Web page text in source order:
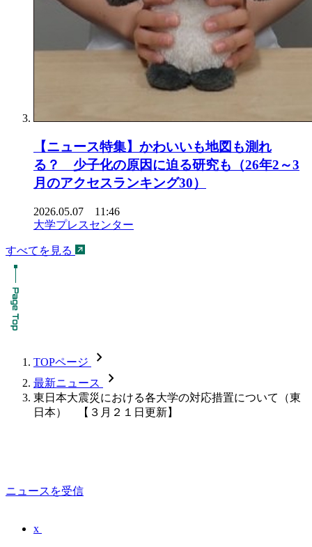
【ニュース特集】かわいいも地図も測れ
る？ 少子化の原因に迫る研究も（26年2～3
月のアクセスランキング30）
2026.05.07 11:46
大学プレスセンター
すべてを見る
TOPページ chevron_forward
最新ニュース chevron_forward
東日本大震災における各大学の対応措置について（東
日本） 【３月２１日更新】
ニュースを受信
x